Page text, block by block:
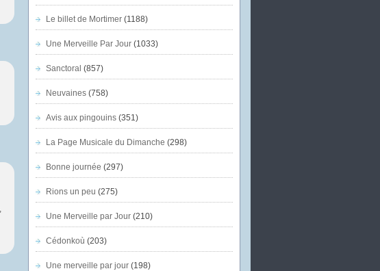
Le billet de Mortimer(1188)
Une Merveille Par Jour(1033)
Sanctoral (857)
Neuvaines(758)
Avis aux pingouins(351)
La Page Musicale du Dimanche (298)
Bonne journée (297)
Rions un peu (275)
Une Merveille par Jour(210)
Cédonkoù (203)
Une merveille par jour(198)